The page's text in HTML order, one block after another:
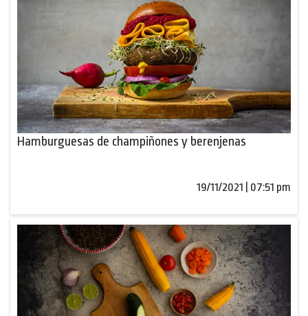
Hamburguesas de champiñones y berenjenas
19/11/2021 | 07:51 pm